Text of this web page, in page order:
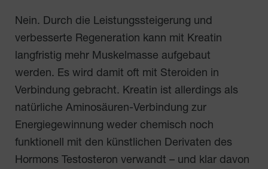
Nein. Durch die Leistungssteigerung und
verbesserte Regeneration kann mit Kreatin
langfristig mehr Muskelmasse aufgebaut
werden. Es wird damit oft mit Steroiden in
Verbindung gebracht. Kreatin ist allerdings als
natürliche Aminosäuren-Verbindung zur
Energiegewinnung weder chemisch noch
funktionell mit den künstlichen Derivaten des
Hormons Testosteron verwandt – und klar davon